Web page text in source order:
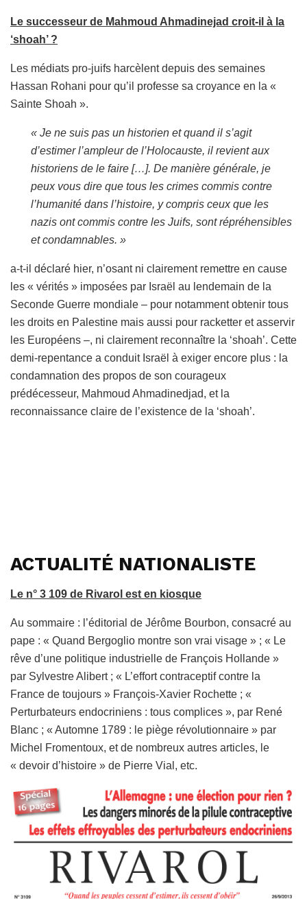
Le successeur de Mahmoud Ahmadinejad croit-il à la
‘shoah’ ?
Les médiats pro-juifs harcèlent depuis des semaines
Hassan Rohani pour qu’il professe sa croyance en la «
Sainte Shoah ».
« Je ne suis pas un historien et quand il s’agit
d’estimer l’ampleur de l’Holocauste, il revient aux
historiens de le faire […]. De manière générale, je
peux vous dire que tous les crimes commis contre
l’humanité dans l’histoire, y compris ceux que les
nazis ont commis contre les Juifs, sont répréhensibles
et condamnables. »
a-t-il déclaré hier, n’osant ni clairement remettre en cause
les « vérités » imposées par Israël au lendemain de la
Seconde Guerre mondiale – pour notamment obtenir tous
les droits en Palestine mais aussi pour racketter et asservir
les Européens –, ni clairement reconnaître la ‘shoah’. Cette
demi-repentance a conduit Israël à exiger encore plus : la
condamnation des propos de son courageux
prédécesseur, Mahmoud Ahmadinedjad, et la
reconnaissance claire de l’existence de la ‘shoah’.
ACTUALITÉ NATIONALISTE
Le n° 3 109 de Rivarol est en kiosque
Au sommaire : l’éditorial de Jérôme Bourbon, consacré au
pape : « Quand Bergoglio montre son vrai visage » ; « Le
rêve d’une politique industrielle de François Hollande »
par Sylvestre Alibert ; « L’effort contraceptif contre la
France de toujours » François-Xavier Rochette ; «
Perturbateurs endocriniens : tous complices », par René
Blanc ; « Automne 1789 : le piège révolutionnaire » par
Michel Fromentoux, et de nombreux autres articles, le
« devoir d’histoire » de Pierre Vial, etc.